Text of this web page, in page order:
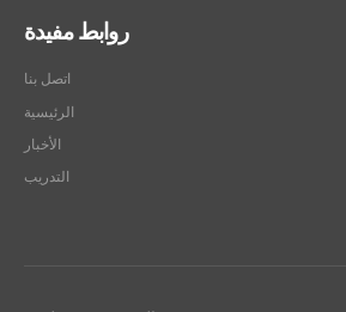
روابط مفيدة
اتصل بنا
الرئيسية
الأخبار
التدريب